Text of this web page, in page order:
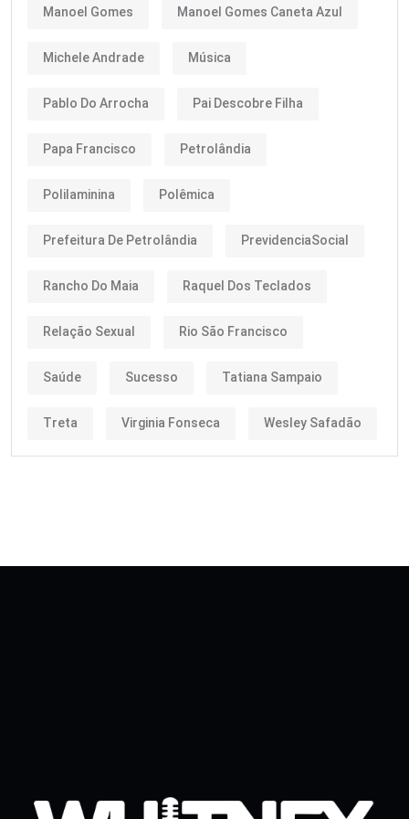
Manoel Gomes Manoel Gomes Caneta Azul
Michele Andrade Música
Pablo Do Arrocha Pai Descobre Filha
Papa Francisco Petrolândia
Polilaminina Polêmica
Prefeitura De Petrolândia PrevidenciaSocial
Rancho Do Maia Raquel Dos Teclados
Relação Sexual Rio São Francisco
Saúde Sucesso Tatiana Sampaio
Treta Virginia Fonseca Wesley Safadão